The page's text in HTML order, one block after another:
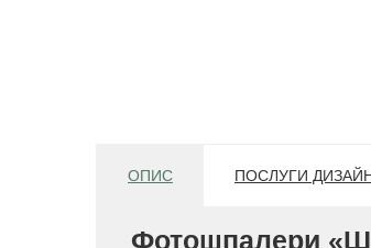
ОПИС ПОСЛУГИ
Фотошпалери